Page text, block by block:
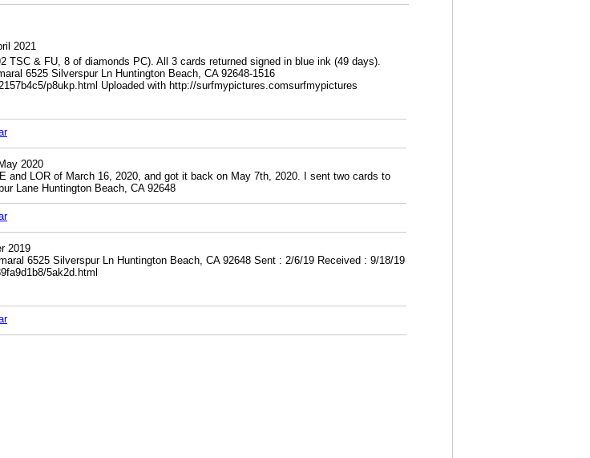
2021
TSC & FU, 8 of diamonds PC). All 3 cards returned signed in blue ink (49 days).
6525 Silverspur Ln Huntington Beach, CA 92648-1516
p8ukp.html Uploaded with http://surfmypictures.comsurfmypictures
2020
and LOR of March 16, 2020, and got it back on May 7th, 2020. I sent two cards to
Lane Huntington Beach, CA 92648
2019
6525 Silverspur Ln Huntington Beach, CA 92648 Sent : 2/6/19 Received : 9/18/19
5ak2d.html